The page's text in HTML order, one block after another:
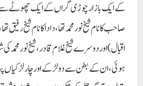
کے ایک بازار چوڑی گراں کے ایک چھوٹے سے
صاحب کا نام شیخ نور محمد تھا ، دادا کا نام شیخ
ہوئی ، ان کے بطن سے دو لڑکے اور چار لڑکیاں پیدا